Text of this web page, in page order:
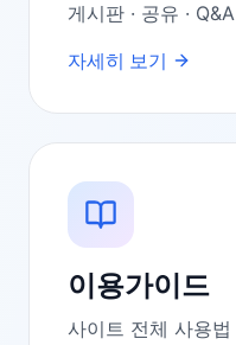
게시판 · 공유 · Q&A
자세히 보기
이용가이드
사이트 전체 사용법